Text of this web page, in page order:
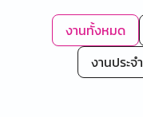
งานทั้งหมด
งานประจำ